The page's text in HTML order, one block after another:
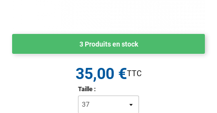
3 Produits en stock
Taille :
35,00 €